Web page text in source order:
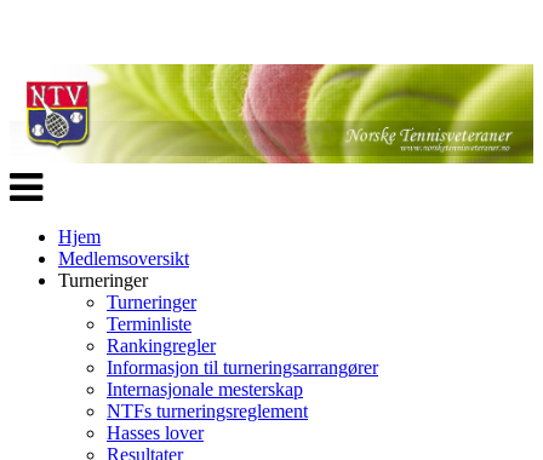
Veksle
navigasjon
Hjem
Medlemsoversikt
Turneringer
Turneringer
Terminliste
Rankingregler
Informasjon til turneringsarrangører
Internasjonale mesterskap
NTFs turneringsreglement
Hasses lover
Resultater